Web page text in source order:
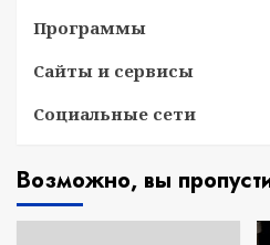
Программы
Сайты и сервисы
Социальные сети
Возможно, вы